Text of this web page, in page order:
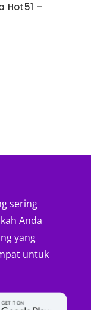
Hot51 –
sering
Anda
yang
untuk